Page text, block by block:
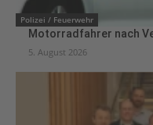
Polizei / Feuerwehr
Motorradfahrer nach
5. August 2026